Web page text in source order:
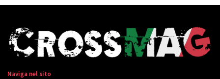
Naviga nel sito